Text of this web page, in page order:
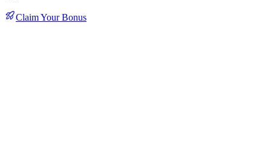
Claim Your Bonus